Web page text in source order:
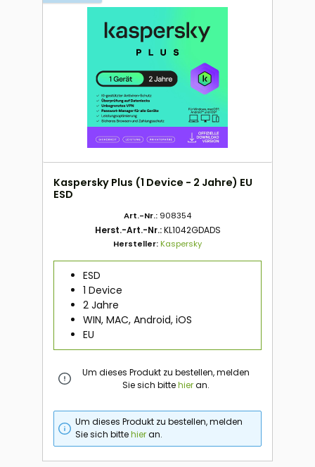
Kaspersky Plus (1 Device - 2 Jahre) EU
ESD
Art.-Nr.: 908354
Herst.-Art.-Nr.:KL1042GDADS
Hersteller:Kaspersky
ESD
1 Device
2 Jahre
WIN, MAC, Android, iOS
EU
Um dieses Produkt zu bestellen, melden
Sie sich bittehieran.
Um dieses Produkt zu bestellen, melden
Sie sich bittehieran.